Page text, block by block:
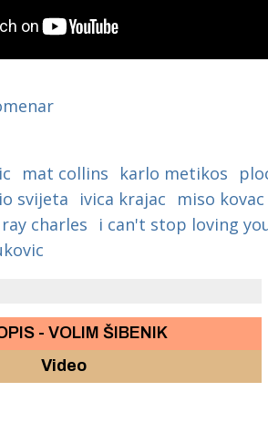
mat collins karlo metikos
svijeta ivica krajac
miso kovac
ray charles
i can't stop loving
- VOLIM ŠIBENIK
Video